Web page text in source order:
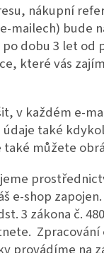
nákupní
mailech) bude
dobu 3 let od
které vás
v každém e-
údaje také
můžete
e-shop
3 zákona č.